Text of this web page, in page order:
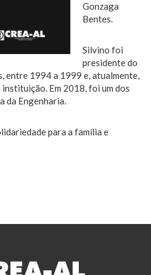
Gonzaga
Bentes.
Silvino foi
presidente do
entre 1994 a 1999 e, atualmente,
Em 2018, foi um dos
da Engenharia.
para a família e